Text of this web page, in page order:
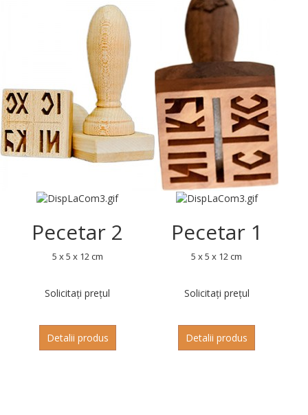
Pecetar 2
5 x 5 x 12 cm
Solicitați prețul
Detalii produs
Pecetar 1
5 x 5 x 12 cm
Solicitați prețul
Detalii produs